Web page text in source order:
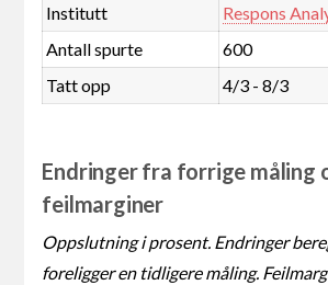
Institutt
Respons
Antall spurte
600
Tatt opp
4/3 - 8/3
Endringer fra forrige måling
feilmarginer
Oppslutning i prosent. Endringer
foreligger en tidligere måling.